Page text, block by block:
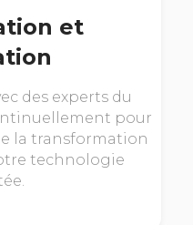
et
des experts du
pour
la transformation
technologie